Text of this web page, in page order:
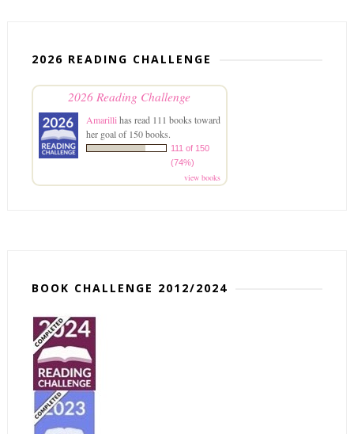
2026 READING CHALLENGE
2026 Reading Challenge
Amarillihas read 111 books toward
her goal of 150 books.
111 of 150
(74%)
view books
BOOK CHALLENGE 2012/2024